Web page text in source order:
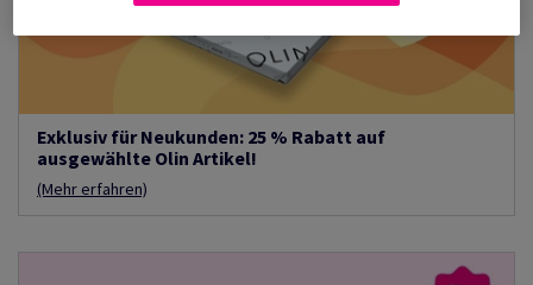
Exklusiv für Neukunden: 25 % Rabatt auf
ausgewählte Olin Artikel!
(Mehr erfahren)